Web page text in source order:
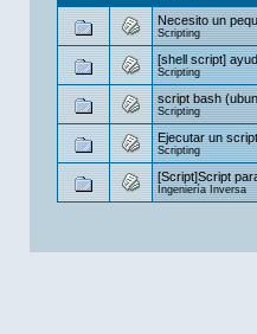
Necesito un
Scripting
[shell script]
Scripting
script bash
Scripting
Ejecutar un
Scripting
[Script]Script
Ingeniería Inversa